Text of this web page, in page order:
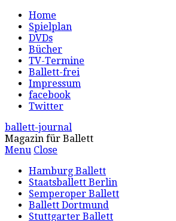
Home
Spielplan
DVDs
Bücher
TV-Termine
Ballett-frei
Impressum
facebook
Twitter
ballett-journal
Magazin für Ballett
Menu Close
Hamburg Ballett
Staatsballett Berlin
Semperoper Ballett
Ballett Dortmund
Stuttgarter Ballett